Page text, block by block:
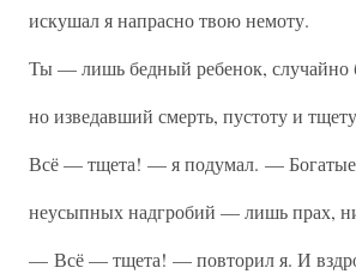
искушал я напрасно твою немоту.
Ты — лишь бедный ребенок, случайно
но изведавший смерть, пустоту и
Всё — тщета! — я подумал. —
неусыпных надгробий — лишь прах,
— Всё — тщета! — повторил я. И